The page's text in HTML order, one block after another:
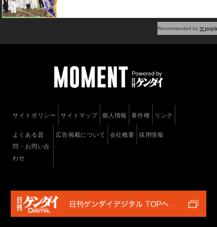
Recommended by
サイトポリシー サイトマップ 個人情報 著作権 リンク
よくある質
問・お問い合
わせ
広告掲載について 会社概要 採用情報